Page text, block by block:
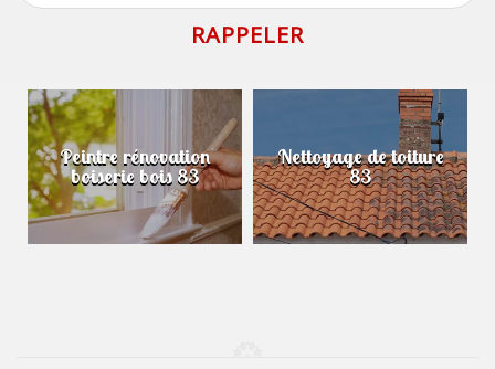
Peintre rénovation
boiserie bois 83
Nettoyage de toiture
83